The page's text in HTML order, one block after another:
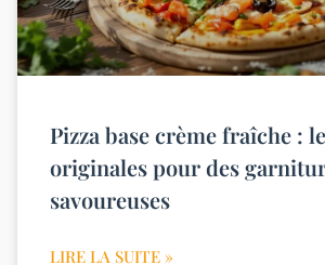
Pizza base crème fraîche :
originales pour des
savoureuses
LIRE LA SUITE »